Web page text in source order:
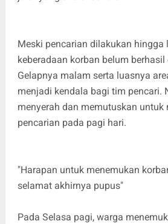
Meski pencarian dilakukan hingga
keberadaan korban belum
Gelapnya malam serta luasnya
menjadi kendala bagi tim pencari.
menyerah dan memutuskan untuk
pencarian pada pagi hari.
"Harapan untuk menemukan
selamat akhirnya pupus"
Pada Selasa pagi, warga